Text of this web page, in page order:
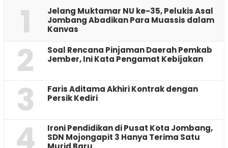
1
Jelang Muktamar NU ke-35, Pelukis Asal
Jombang Abadikan Para Muassis dalam
Kanvas
2
‎Soal Rencana Pinjaman Daerah Pemkab
Jember, Ini Kata Pengamat Kebijakan ‎
3
Faris Aditama Akhiri Kontrak dengan
Persik Kediri
4
Ironi Pendidikan di Pusat Kota Jombang,
SDN Mojongapit 3 Hanya Terima Satu